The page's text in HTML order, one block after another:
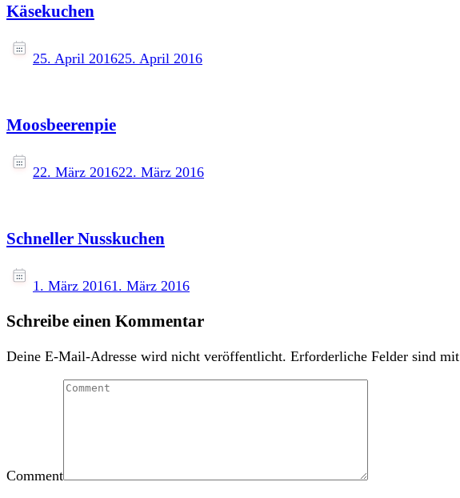
Käsekuchen
25. April 201625. April 2016
Moosbeerenpie
22. März 201622. März 2016
Schneller Nusskuchen
1. März 20161. März 2016
Schreibe einen Kommentar
Deine E-Mail-Adresse wird nicht veröffentlicht. Erforderliche Felder sind mit
Comment